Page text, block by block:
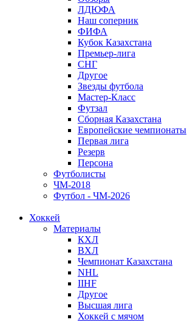
ЛДЮФА
Наш соперник
ФИФА
Кубок Казахстана
Премьер-лига
СНГ
Другое
Звезды футбола
Мастер-Класс
Футзал
Сборная Казахстана
Европейские чемпионаты
Первая лига
Резерв
Персона
Футболисты
ЧМ-2018
Футбол - ЧМ-2026
Хоккей
Материалы
КХЛ
ВХЛ
Чемпионат Казахстана
NHL
IIHF
Другое
Высшая лига
Хоккей с мячом